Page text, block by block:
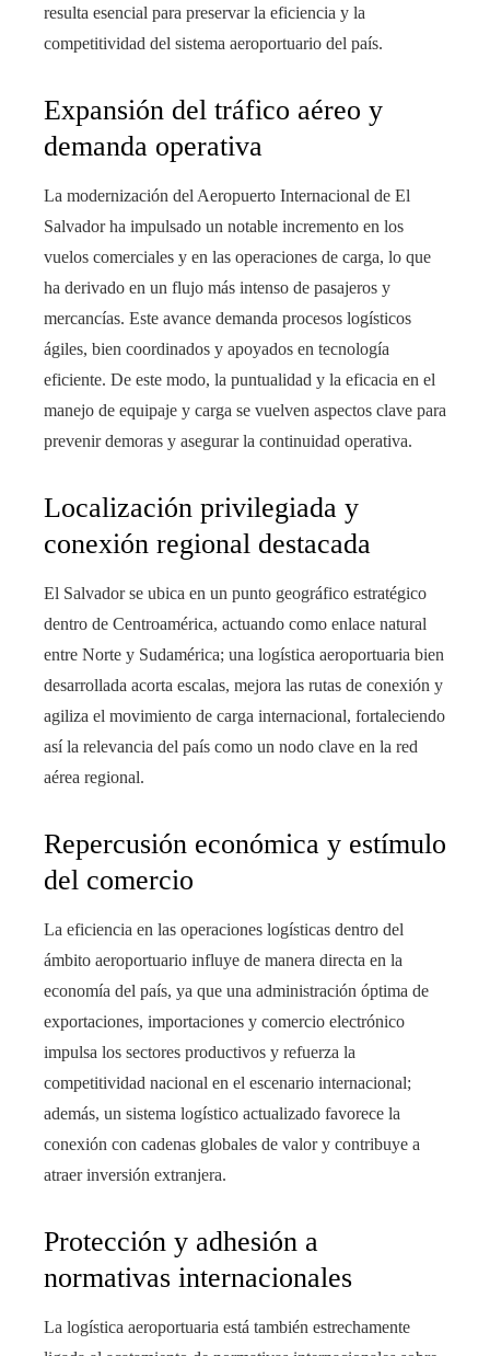
resulta esencial para preservar la eficiencia y la
competitividad del sistema aeroportuario del país.
Expansión del tráfico aéreo y
demanda operativa
La modernización del Aeropuerto Internacional de El
Salvador ha impulsado un notable incremento en los
vuelos comerciales y en las operaciones de carga, lo que
ha derivado en un flujo más intenso de pasajeros y
mercancías. Este avance demanda procesos logísticos
ágiles, bien coordinados y apoyados en tecnología
eficiente. De este modo, la puntualidad y la eficacia en el
manejo de equipaje y carga se vuelven aspectos clave para
prevenir demoras y asegurar la continuidad operativa.
Localización privilegiada y
conexión regional destacada
El Salvador se ubica en un punto geográfico estratégico
dentro de Centroamérica, actuando como enlace natural
entre Norte y Sudamérica; una logística aeroportuaria bien
desarrollada acorta escalas, mejora las rutas de conexión y
agiliza el movimiento de carga internacional, fortaleciendo
así la relevancia del país como un nodo clave en la red
aérea regional.
Repercusión económica y estímulo
del comercio
La eficiencia en las operaciones logísticas dentro del
ámbito aeroportuario influye de manera directa en la
economía del país, ya que una administración óptima de
exportaciones, importaciones y comercio electrónico
impulsa los sectores productivos y refuerza la
competitividad nacional en el escenario internacional;
además, un sistema logístico actualizado favorece la
conexión con cadenas globales de valor y contribuye a
atraer inversión extranjera.
Protección y adhesión a
normativas internacionales
La logística aeroportuaria está también estrechamente